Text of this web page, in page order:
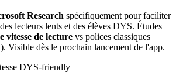
Research spécifiquement pour faciliter
lecteurs lents et des élèves DYS. Études
vitesse de lecture vs polices classiques
Visible dès le prochain lancement de l'app.
DYS-friendly